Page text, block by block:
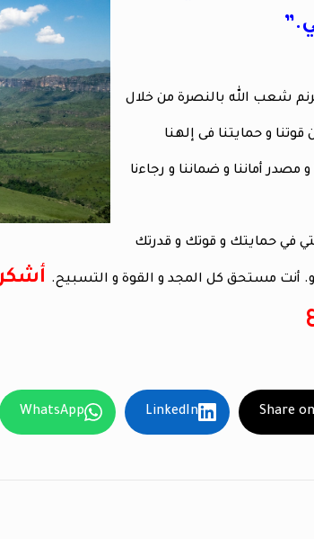
شعب الله بالنصرة من خلال
و حمايتنا فى إلهنا
أماننا و ضماننا و رجاءنا
في حمايتك و قوتك و قدرتك
أنت مستحق كل المجد و القوة و التسبيح.
Share
LinkedIn
WhatsApp